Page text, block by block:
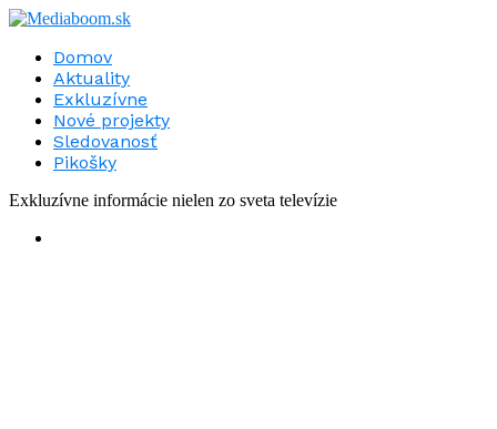
Domov
Aktuality
Exkluzívne
Nové projekty
Sledovanosť
Pikošky
Exkluzívne informácie nielen zo sveta televízie